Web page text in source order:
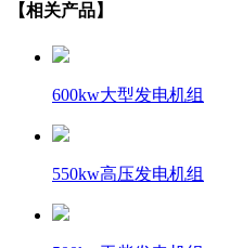
【相关产品】
600kw大型发电机组
550kw高压发电机组